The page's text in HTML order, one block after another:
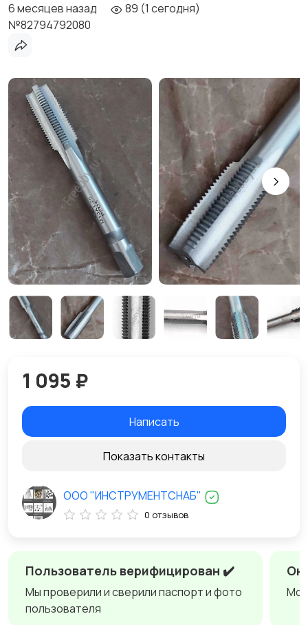
6 месяцев назад
89 (1 сегодня)
№82794792080
Пользователь верифицирован ✔️
Мы проверили и сверили паспорт и фото
пользователя
1 095 ₽
Написать
Показать контакты
ООО "ИНСТРУМЕНТСНАБ"
0 отзывов